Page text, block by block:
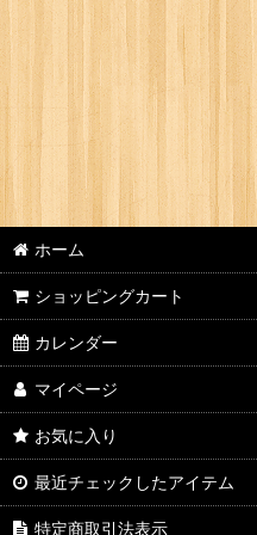
ホーム
ショッピングカート
カレンダー
マイページ
お気に入り
最近チェックしたアイテム
特定商取引法表示